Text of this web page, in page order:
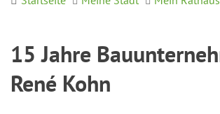
15 Jahre
René Kohn